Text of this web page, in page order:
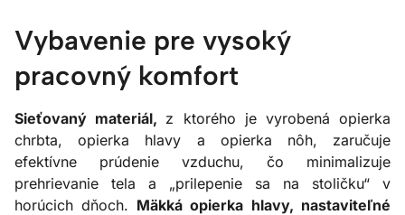
Vybavenie pre vysoký
pracovný komfort
Sieťovaný materiál, z ktorého je vyrobená opierka
chrbta, opierka hlavy a opierka nôh, zaručuje
efektívne prúdenie vzduchu, čo minimalizuje
prehrievanie tela a „prilepenie sa na stoličku“ v
horúcich dňoch. Mäkká opierka hlavy, nastaviteľné